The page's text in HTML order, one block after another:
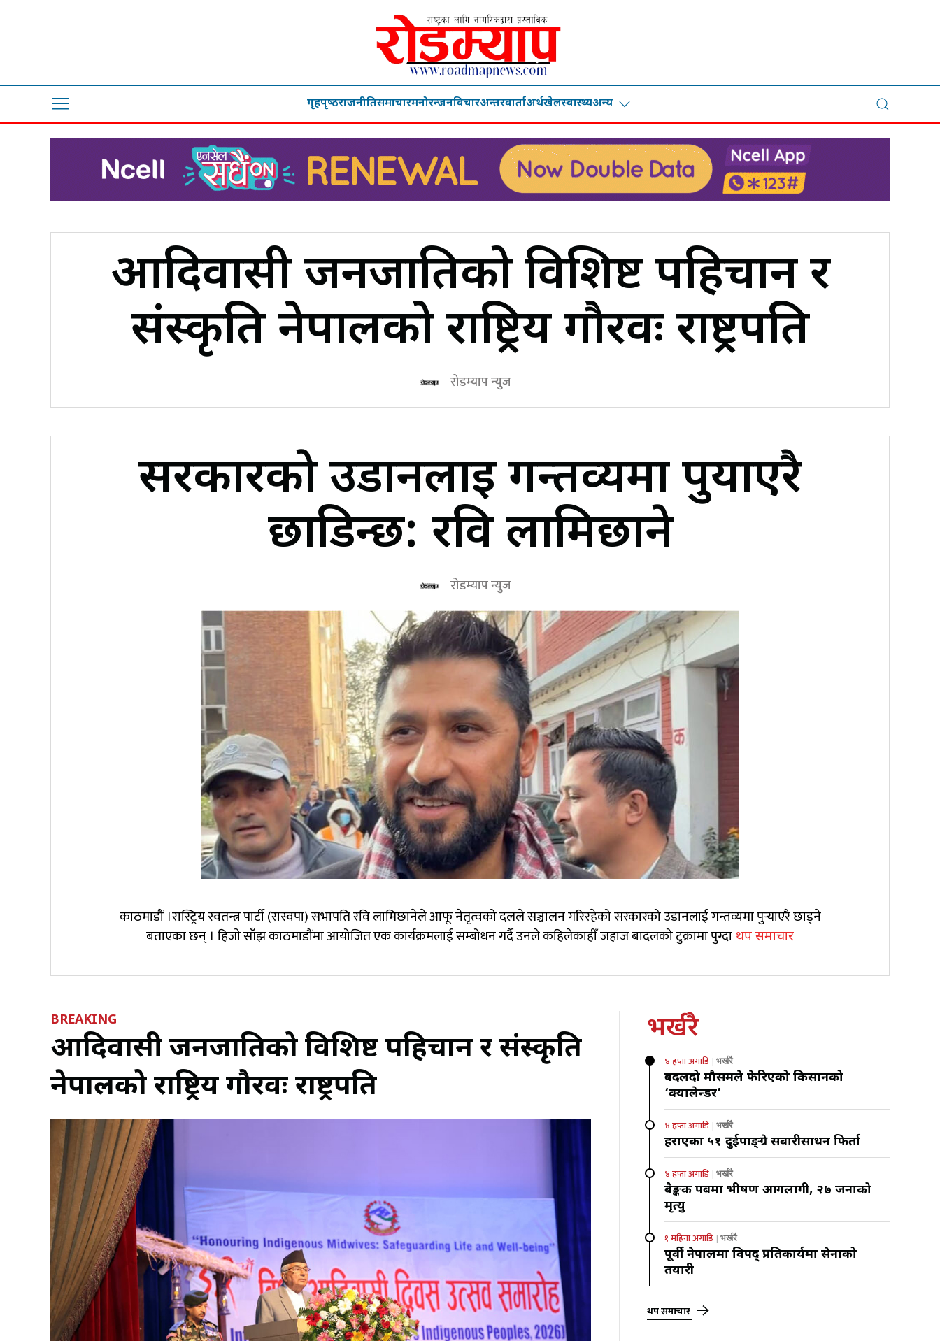
गृहपृष्‍ठराजनीतिसमाचारमनोरन्जनविचारअन्तरवार्ताअर्थखेलस्वास्थ्यअन्य
आदिवासी जनजातिको विशिष्ट पहिचान र
संस्कृति नेपालको राष्ट्रिय गौरवः राष्ट्रपति
रोडम्याप न्युज
सरकारकाे उडानलाई गन्तव्यमा पुर्याएरै
छाडिन्छ: रवि लामिछाने
रोडम्याप न्युज
काठमाडौं ।रास्ट्रिय स्वतन्त्र पार्टी (रास्वपा) सभापति रवि लामिछानेले आफू नेतृत्वको दलले सञ्चालन गरिरहेको सरकारको उडानलाई गन्तव्यमा पुर्‍याएरै छाड्ने
बताएका छन् । हिजाे साँझ काठमाडौंमा आयोजित एक कार्यक्रमलाई सम्बोधन गर्दै उनले कहिलेकाहीँ जहाज बादलको टुक्रामा पुग्दा थप समाचार
BREAKING
आदिवासी जनजातिको विशिष्ट पहिचान र संस्कृति
नेपालको राष्ट्रिय गौरवः राष्ट्रपति
भर्खरै
४ हप्ता अगाडि भर्खरै
बदलिँदो मौसमले फेरिएको किसानको
‘क्यालेन्डर’
४ हप्ता अगाडि भर्खरै
हराएका ५१ दुईपाङ्ग्रे सवारीसाधन फिर्ता
४ हप्ता अगाडि भर्खरै
बैङ्कक पबमा भीषण आगलागी, २७ जनाको
मृत्यु
१ महिना अगाडि भर्खरै
पूर्वी नेपालमा विपद् प्रतिकार्यमा सेनाको
तयारी
थप समाचार